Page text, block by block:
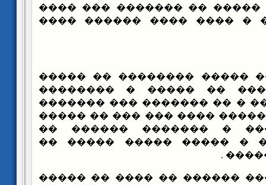
������ ����� � ����� ��
������ ������� � ����
��� ���� ����� ��������
�������� ������� ��
������ ���� ���� � ��
������ � �� �������� ����
������� ������� �
������� ������ � �����
���� ����� ������ �� ����